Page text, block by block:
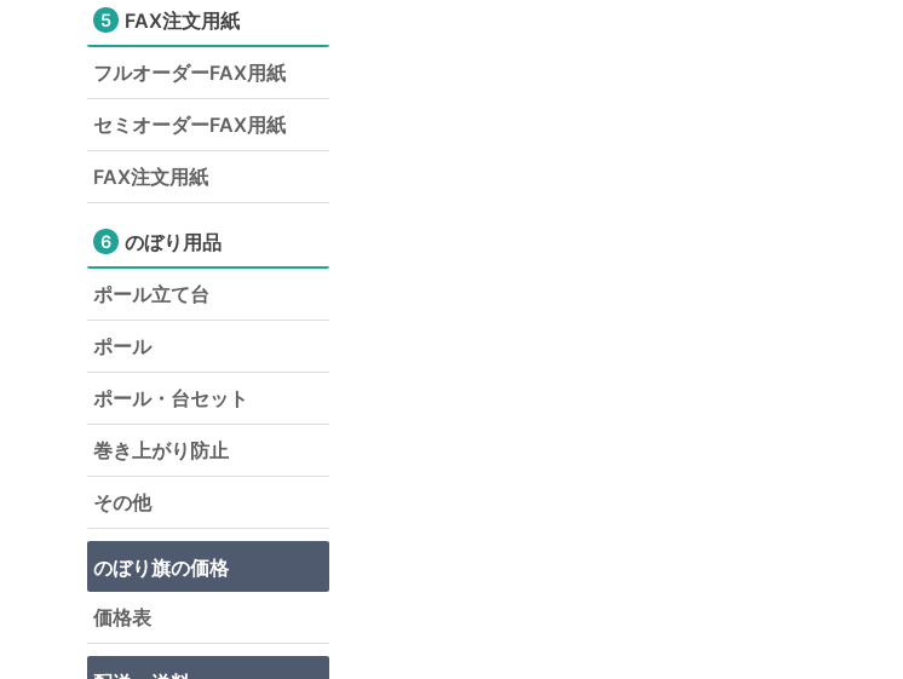
5 FAX注文用紙
フルオーダーFAX用紙
セミオーダーFAX用紙
FAX注文用紙
6 のぼり用品
ポール立て台
ポール
ポール・台セット
巻き上がり防止
その他
のぼり旗の価格
価格表